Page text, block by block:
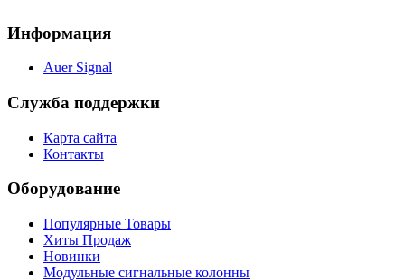
Информация
Auer Signal
Служба поддержки
Карта сайта
Контакты
Оборудование
Популярные Товары
Хиты Продаж
Новинки
Модульные сигнальные колонны